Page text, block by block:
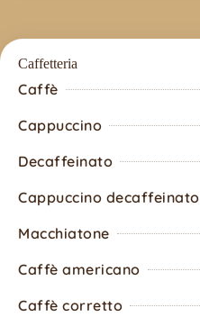
Caffetteria
Caffè
Cappuccino
Decaffeinato
Cappuccino decaffeinato
Macchiatone
Caffè americano
Caffè corretto